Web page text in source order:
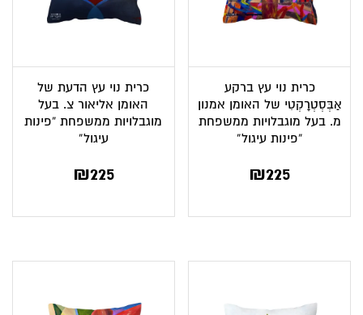
כרית נוי עץ ברקע
אַבְּסְטְרָקְטִי של האומן אמנון
מ. בעל מוגבלויות ממשפחת
“פינות עיגול”
₪225
כרית נוי עץ הדעת של
האומן אליאור צ. בעל
מוגבלויות ממשפחת “פינות
עיגול”
₪225